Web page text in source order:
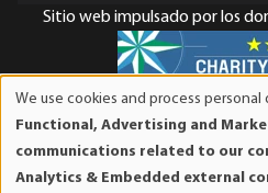
Sitio web impulsado por los
El Instituto Mises es una
exenta de impuestos. Las
impuestos en la máxima medida
We use cookies and process
Functional, Advertising and
communications related to our
Analytics & Embedded external